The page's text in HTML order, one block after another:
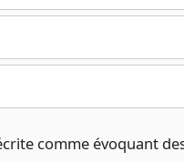
comme évoquant